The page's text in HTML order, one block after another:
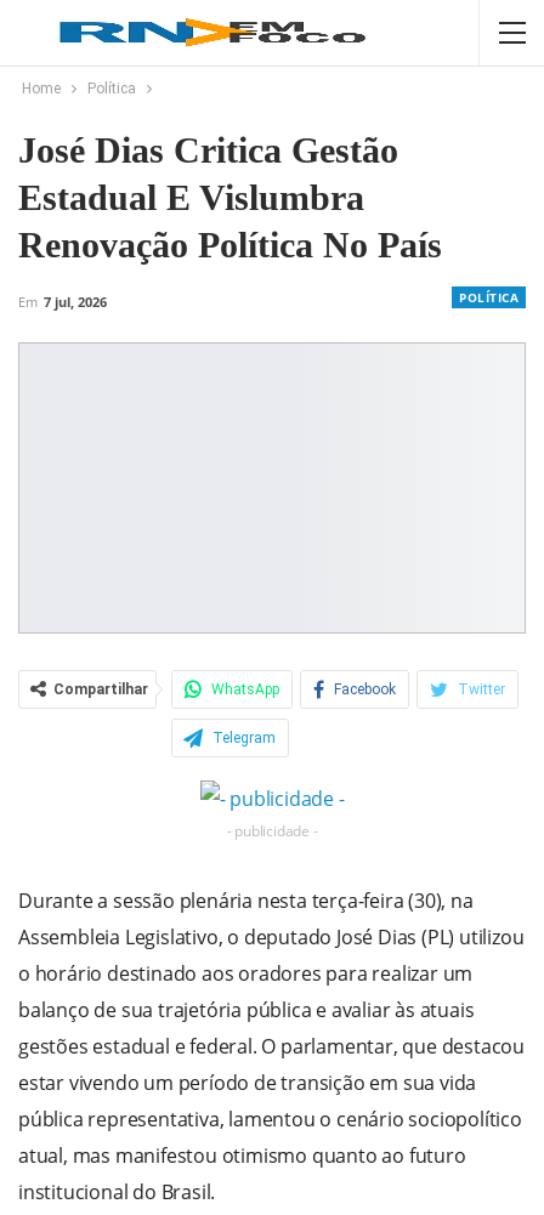
Home Política
José Dias Critica Gestão
Estadual E Vislumbra
Renovação Política No País
POLÍTICA
Em 7 jul, 2026
Compartilhar WhatsApp Facebook Twitter
Telegram
- publicidade -
Durante a sessão plenária nesta terça-feira (30), na
Assembleia Legislativo, o deputado José Dias (PL) utilizou
o horário destinado aos oradores para realizar um
balanço de sua trajetória pública e avaliar às atuais
gestões estadual e federal. O parlamentar, que destacou
estar vivendo um período de transição em sua vida
pública representativa, lamentou o cenário sociopolítico
atual, mas manifestou otimismo quanto ao futuro
institucional do Brasil.